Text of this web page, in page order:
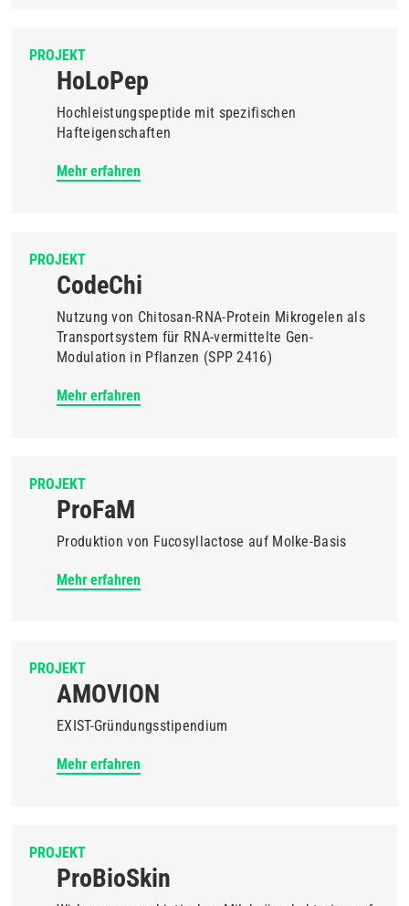
PROJEKT
HoLoPep
Hochleistungspeptide mit spezifischen
Hafteigenschaften
Mehr erfahren
PROJEKT
CodeChi
Nutzung von Chitosan-RNA-Protein Mikrogelen als
Transportsystem für RNA-vermittelte Gen-
Modulation in Pflanzen (SPP 2416)
Mehr erfahren
PROJEKT
ProFaM
Produktion von Fucosyllactose auf Molke-Basis
Mehr erfahren
PROJEKT
AMOVION
EXIST-Gründungsstipendium
Mehr erfahren
PROJEKT
ProBioSkin